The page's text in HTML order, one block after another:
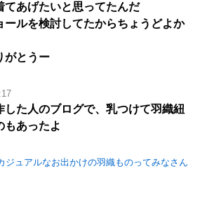
てあげたいと思ってたんだ
ールを検討してたからちょうどよか
がとうー
した人のブログで、乳つけて羽織紐
もあったよ
ジュアルなお出かけの羽織ものってみなさん